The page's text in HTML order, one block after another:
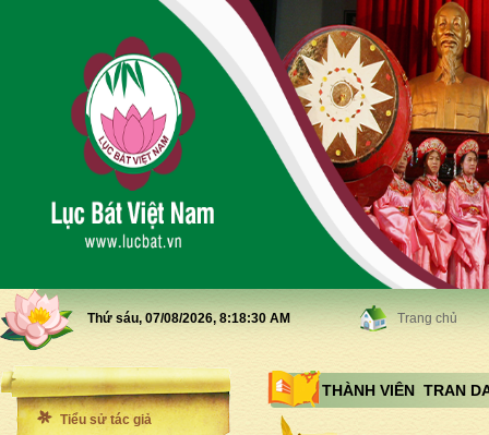
Thứ sáu, 07/08/2026, 8:18:31 AM Trang chủ
Tiểu sử tác giả
THÀNH VIÊN TRAN